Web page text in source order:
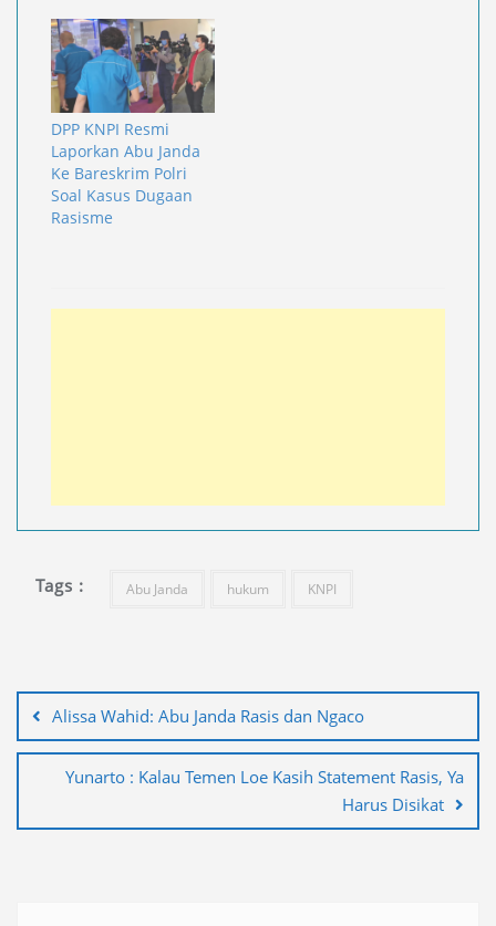
DPP KNPI Resmi
Laporkan Abu Janda
Ke Bareskrim Polri
Soal Kasus Dugaan
Rasisme
Tags : Abu Janda hukum KNPI
posAlissa Wahid: Abu Janda Rasis dan Ngaco
Yunarto : Kalau Temen Loe Kasih Statement Rasis, Ya
Harus Disikat